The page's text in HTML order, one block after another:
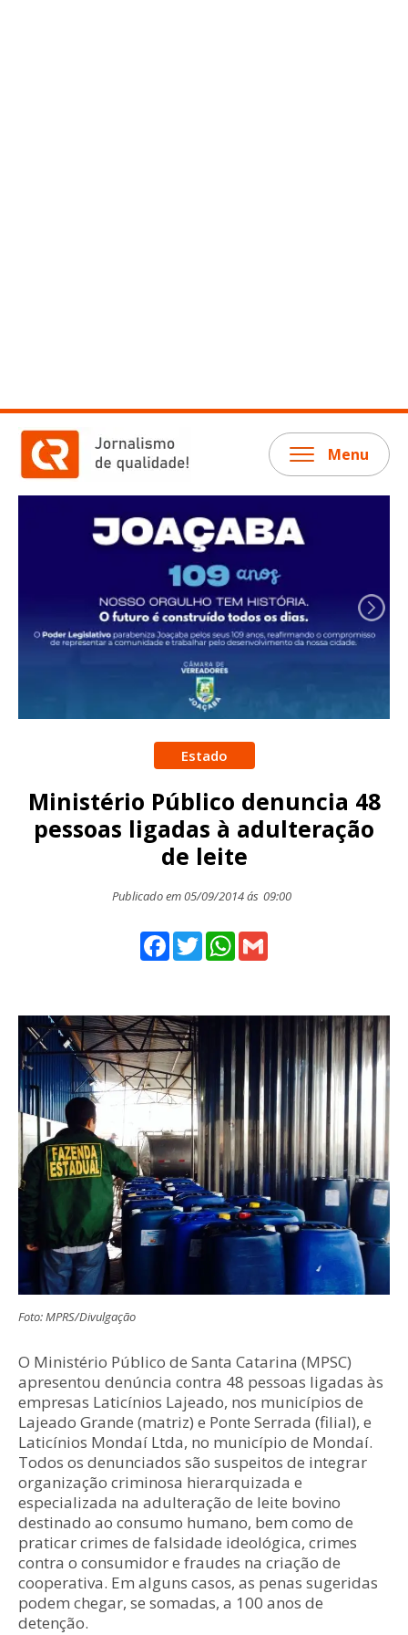
Menu
Estado
Ministério Público denuncia 48
pessoas ligadas à adulteração
de leite
Publicado em 05/09/2014 ás 09:00
Facebook
TwitterWhatsApp
Foto: MPRS/Divulgação
O Ministério Público de Santa Catarina (MPSC)
apresentou denúncia contra 48 pessoas ligadas às
empresas Laticínios Lajeado, nos municípios de
Lajeado Grande (matriz) e Ponte Serrada (filial), e
Laticínios Mondaí Ltda, no município de Mondaí.
Todos os denunciados são suspeitos de integrar
organização criminosa hierarquizada e
especializada na adulteração de leite bovino
destinado ao consumo humano, bem como de
praticar crimes de falsidade ideológica, crimes
contra o consumidor e fraudes na criação de
cooperativa. Em alguns casos, as penas sugeridas
podem chegar, se somadas, a 100 anos de
detenção.